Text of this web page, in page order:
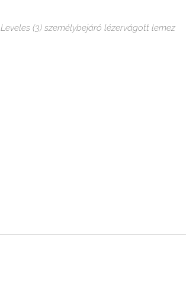
Leveles (3) személybejáró lézervágott lemez